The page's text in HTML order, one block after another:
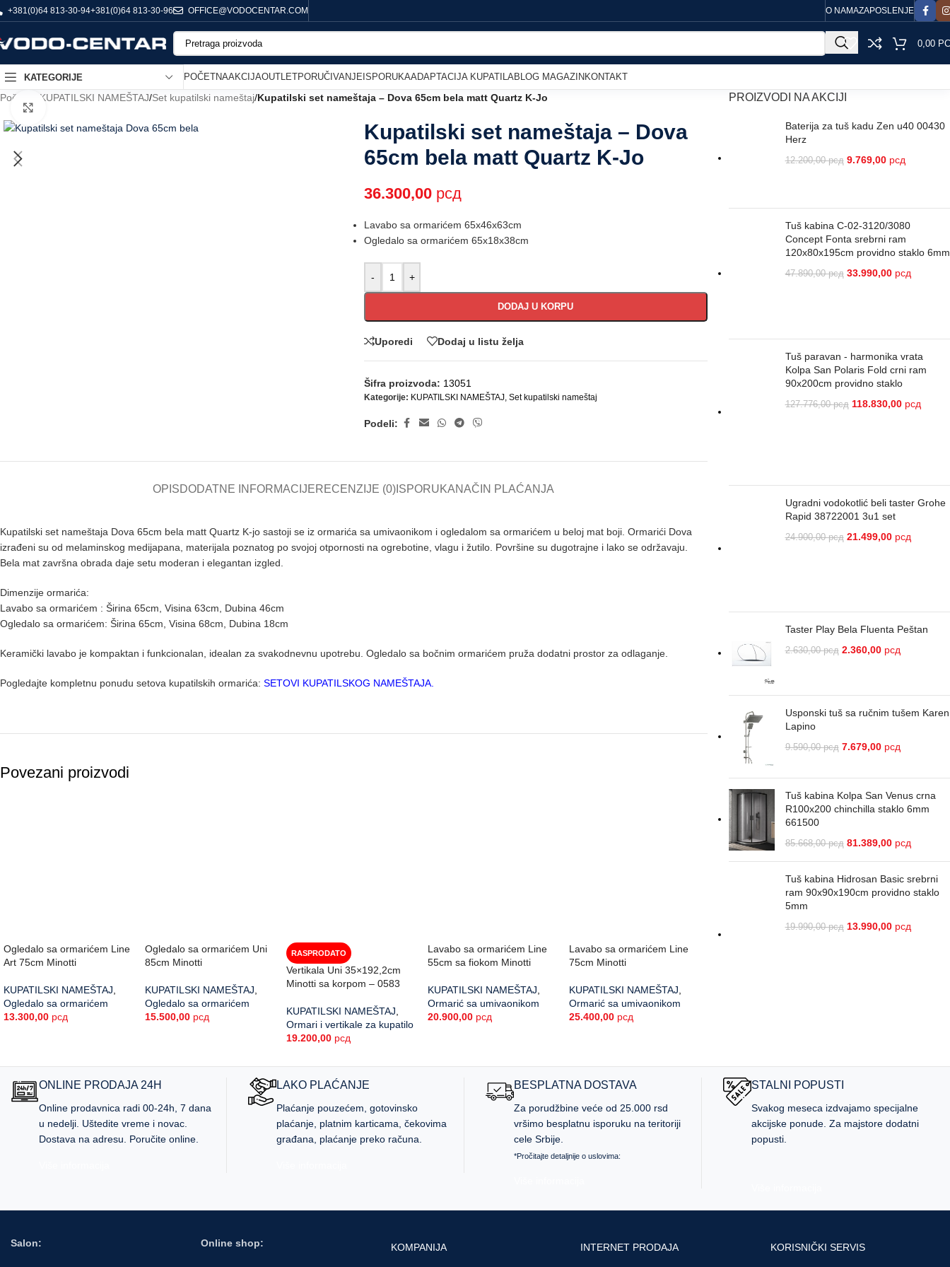
+381(0)64 813-30-94+381(0)64 813-30-96 OFFICE@VODOCENTAR.COM O NAMAZAPOSLENJE
0,00
KATEGORIJE POČETNAAKCIJAOUTLETPORUČIVANJEISPORUKAADAPTACIJA KUPATILABLOG MAGAZINKONTAKT
Početna KUPATILSKI NAMEŠTAJ/Set kupatilski nameštaj/Kupatilski set nameštaja – Dova 65cm bela matt Quartz K-Jo
Kupatilski set nameštaja – Dova
65cm bela matt Quartz K-Jo
36.300,00 рсд
Lavabo sa ormarićem 65x46x63cm
Ogledalo sa ormarićem 65x18x38cm
- +
DODAJ U KORPU
Uporedi Dodaj u listu želja
Šifra proizvoda: 13051
Kategorije: KUPATILSKI NAMEŠTAJ, Set kupatilski nameštaj
Podeli:
OPISDODATNE INFORMACIJERECENZIJE (0) ISPORUKANAČIN PLAĆANJA
Kupatilski set nameštaja Dova 65cm bela matt Quartz K-jo sastoji se iz ormarića sa umivaonikom i ogledalom sa ormarićem u beloj mat boji. Ormarići Dova
izrađeni su od melaminskog medijapana, materijala poznatog po svojoj otpornosti na ogrebotine, vlagu i žutilo. Površine su dugotrajne i lako se održavaju.
Bela mat završna obrada daje setu moderan i elegantan izgled.
Dimenzije ormarića:
Lavabo sa ormarićem : Širina 65cm, Visina 63cm, Dubina 46cm
Ogledalo sa ormarićem: Širina 65cm, Visina 68cm, Dubina 18cm
Keramički lavabo je kompaktan i funkcionalan, idealan za svakodnevnu upotrebu. Ogledalo sa bočnim ormarićem pruža dodatni prostor za odlaganje.
Pogledajte kompletnu ponudu setova kupatilskih ormarića: SETOVI KUPATILSKOG NAMEŠTAJA.
Povezani proizvodi
Ogledalo sa ormarićem Line
Art 75cm Minotti
KUPATILSKI NAMEŠTAJ
Ogledalo sa ormarićem
13.300,00 рсд
Ogledalo sa ormarićem Uni
85cm Minotti
KUPATILSKI NAMEŠTAJ
Ogledalo sa ormarićem
15.500,00 рсд
RASPRODATO
Vertikala Uni 35×192,2cm
Minotti sa korpom – 0583
KUPATILSKI NAMEŠTAJ
Ormari i vertikale za kupatilo
19.200,00 рсд
Lavabo sa ormarićem Line
55cm sa fiokom Minotti
KUPATILSKI NAMEŠTAJ
Ormarić sa umivaonikom
20.900,00 рсд
Lavabo sa ormarićem Line
75cm Minotti
KUPATILSKI NAMEŠTAJ
Ormarić sa umivaonikom
25.400,00 рсд
PROIZVODI NA AKCIJI
Baterija za tuš kadu Zen u40 00430
Herz
12.200,00рсд 9.769,00 рсд
Tuš kabina C-02-3120/3080
Concept Fonta srebrni ram
120x80x195cm providno staklo 6mm
47.890,00рсд 33.990,00 рсд
Tuš paravan - harmonika vrata
Kolpa San Polaris Fold crni ram
90x200cm providno staklo
127.776,00рсд 118.830,00 рсд
Ugradni vodokotlić beli taster Grohe
Rapid 38722001 3u1 set
24.900,00рсд 21.499,00 рсд
Taster Play Bela Fluenta Peštan
2.630,00рсд 2.360,00 рсд
Usponski tuš sa ručnim tušem Karen
Lapino
9.590,00рсд 7.679,00 рсд
Tuš kabina Kolpa San Venus crna
R100x200 chinchilla staklo 6mm
661500
85.668,00рсд 81.389,00 рсд
Tuš kabina Hidrosan Basic srebrni
ram 90x90x190cm providno staklo
5mm
19.990,00рсд 13.990,00 рсд
ONLINE PRODAJA 24H
Online prodavnica radi 00-24h, 7 dana
u nedelji. Uštedite vreme i novac.
Dostava na adresu. Poručite online.
LAKO PLAĆANJE
Plaćanje pouzećem, gotovinsko
plaćanje, platnim karticama, čekovima
građana, plaćanje preko računa.
BESPLATNA DOSTAVA
Za porudžbine veće od 25.000 rsd
vršimo besplatnu isporuku na teritoriji
cele Srbije.
*Pročitajte detaljnije o uslovima:
STALNI POPUSTI
Svakog meseca izdvajamo specijalne
akcijske ponude. Za majstore dodatni
popusti.
Salon: Online shop: KOMPANIJA INTERNET PRODAJA KORISNIČKI SERVIS